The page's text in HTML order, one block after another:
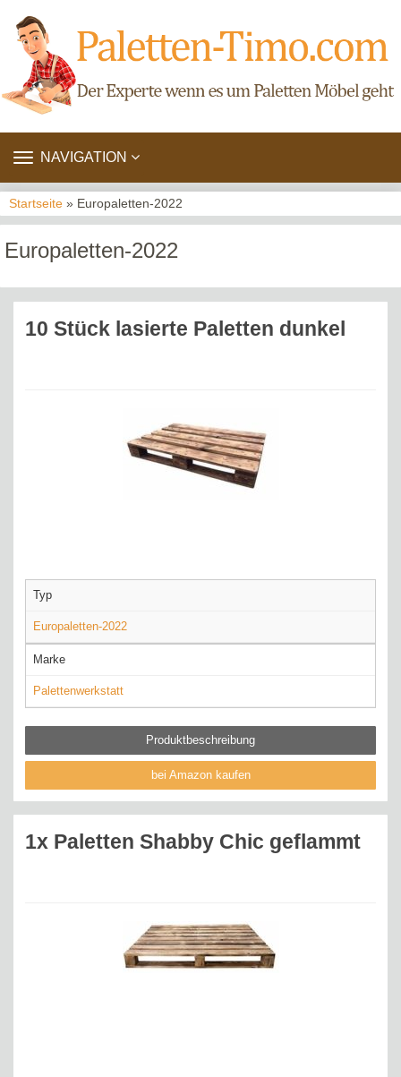
TOGGLE
NAVIGATION
Startseite » Europaletten-2022
Europaletten-2022
10 Stück lasierte Paletten dunkel
Typ
Europaletten-2022
Marke
Palettenwerkstatt
Produktbeschreibung
bei Amazon kaufen
1x Paletten Shabby Chic geflammt